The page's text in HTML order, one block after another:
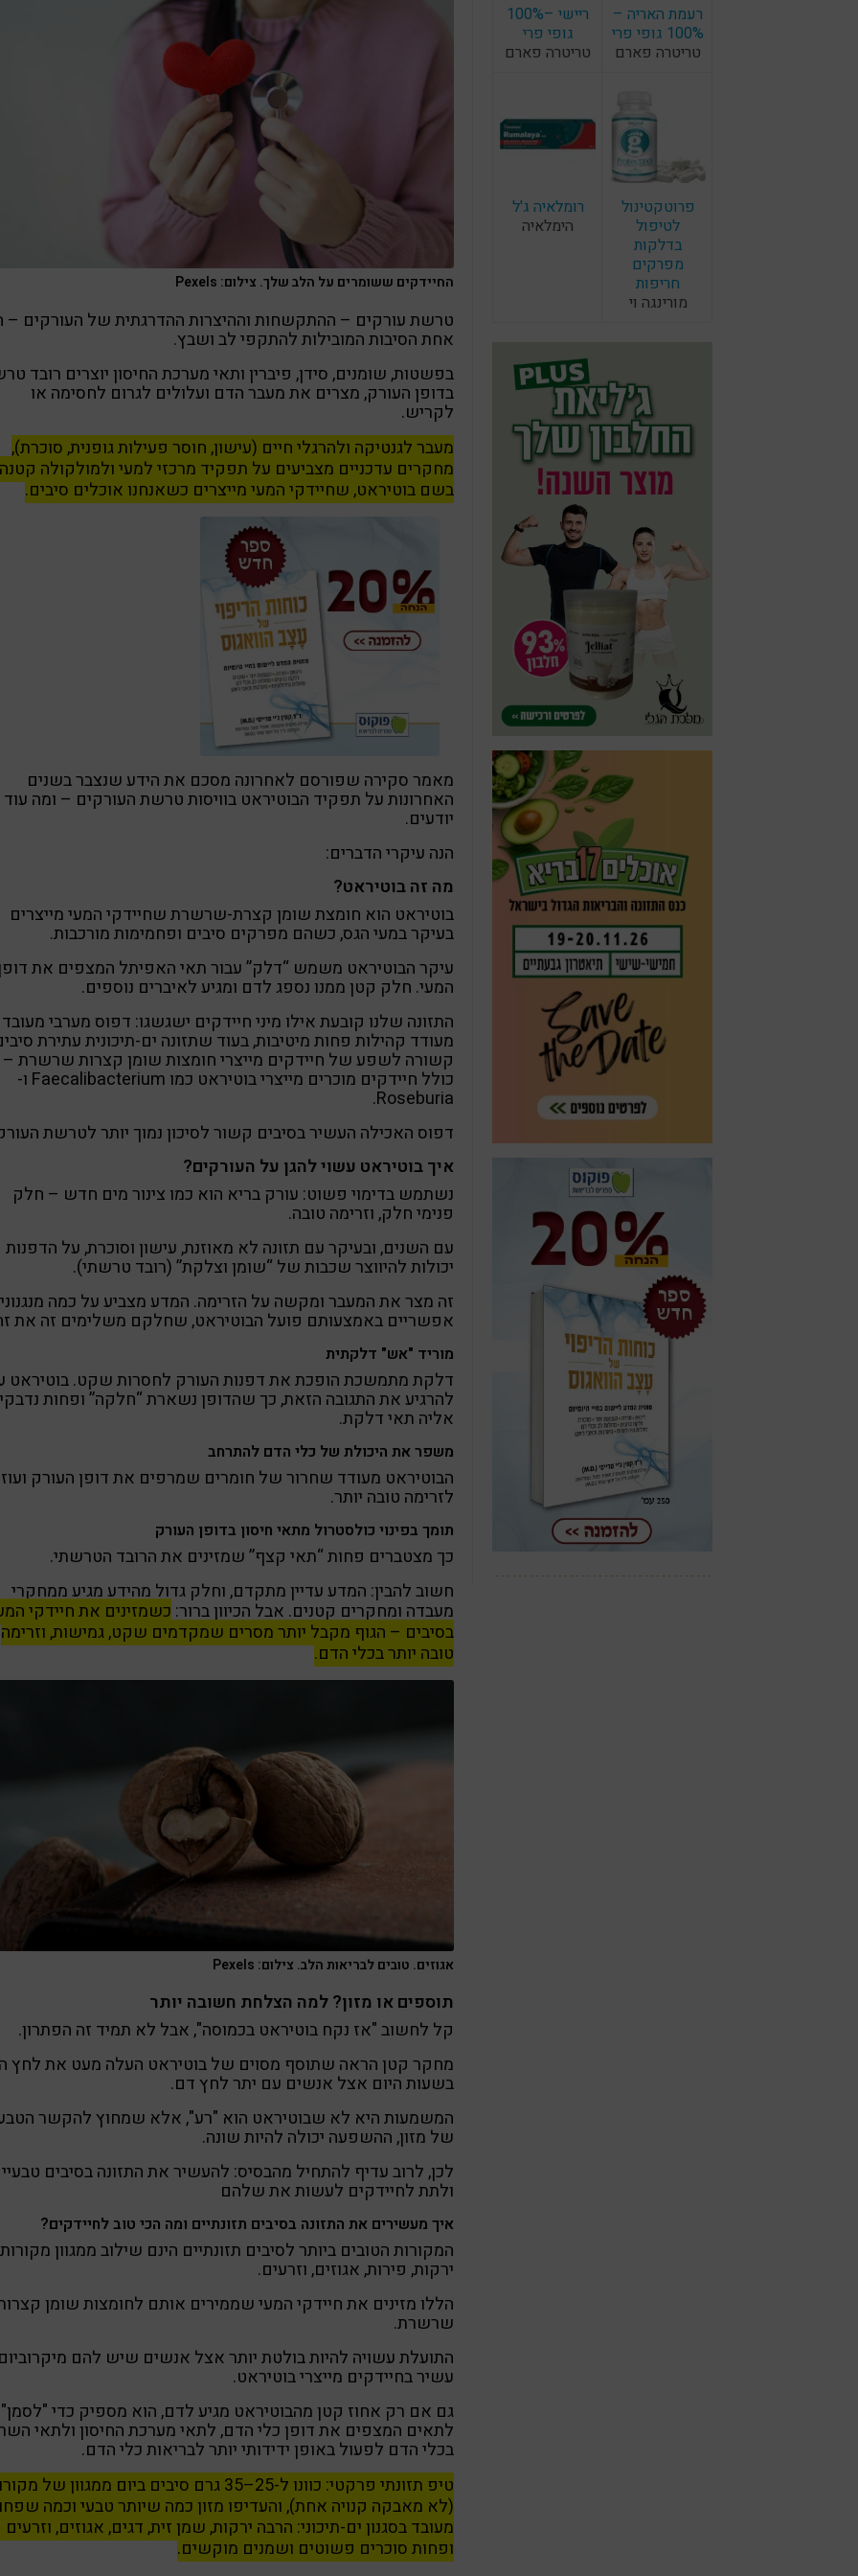
רעמת האריה –
100% גופי פרי
טריטרה פארם
ריישי –100%
גופי פרי
טריטרה פארם
פרוטקטינול
לטיפול
בדלקות
מפרקים
חריפות
מורינגה וי
רומלאיה ג'ל
הימלאיה
החיידקים ששומרים על הלב שלך. צילום: Pexels
טרשת עורקים – ההתקשחות וההיצרות ההדרגתית של העורקים –
אחת הסיבות המובילות להתקפי לב ושבץ.
בפשטות, שומנים, סידן, פיברין ותאי מערכת החיסון יוצרים רובד
בדופן העורק, מצרים את מעבר הדם ועלולים לגרום לחסימה או
לקריש.
מעבר לגנטיקה ולהרגלי חיים (עישון, חוסר פעילות גופנית, סוכרת),
מחקרים עדכניים מצביעים על תפקיד מרכזי למעי ולמולקולה קטנה
בשם בוטיראט, שחיידקי המעי מייצרים כשאנחנו אוכלים סיבים.
מאמר סקירה שפורסם לאחרונה מסכם את הידע שנצבר בשנים
האחרונות על תפקיד הבוטיראט בוויסות טרשת העורקים – ומה
יודעים.
הנה עיקרי הדברים:
מה זה בוטיראט?
בוטיראט הוא חומצת שומן קצרת-שרשרת שחיידקי המעי מייצרים
בעיקר במעי הגס, כשהם מפרקים סיבים ופחמימות מורכבות.
עיקר הבוטיראט משמש “דלק” עבור תאי האפיתל המצפים את
המעי. חלק קטן ממנו נספג לדם ומגיע לאיברים נוספים.
התזונה שלנו קובעת אילו מיני חיידקים ישגשגו: דפוס מערבי מעובד
מעודד קהילות פחות מיטיבות, בעוד שתזונה ים-תיכונית עתירת
קשורה לשפע של חיידקים מייצרי חומצות שומן קצרות שרשרת –
כולל חיידקים מוכרים מייצרי בוטיראט כמו Faecalibacterium ו-
Roseburia
.
דפוס האכילה העשיר בסיבים קשור לסיכון נמוך יותר לטרשת
איך בוטיראט עשוי להגן על העורקים?
נשתמש בדימוי פשוט: עורק בריא הוא כמו צינור מים חדש – חלק
פנימי חלק, וזרימה טובה.
עם השנים, ובעיקר עם תזונה לא מאוזנת, עישון וסוכרת, על הדפנות
יכולות להיווצר שכבות של “שומן וצלקת” (רובד טרשתי).
זה מצר את המעבר ומקשה על הזרימה. המדע מצביע על כמה
אפשריים באמצעותם פועל הבוטיראט, שחלקם משלימים זה את
מוריד "אש" דלקתית
דלקת מתמשכת הופכת את דפנות העורק לחסרות שקט. בוטיראט
להרגיע את התגובה הזאת, כך שהדופן נשארת “חלקה” ופחות
אליה תאי דלקת.
משפר את היכולת של כלי הדם להתרחב
הבוטיראט מעודד שחרור של חומרים שמרפים את דופן העורק
לזרימה טובה יותר.
תומך בפינוי כולסטרול מתאי חיסון בדופן העורק
כך מצטברים פחות “תאי קצף” שמזינים את הרובד הטרשתי.
חשוב להבין: המדע עדיין מתקדם, וחלק גדול מהידע מגיע ממחקרי
מעבדה ומחקרים קטנים. אבל הכיוון ברור: כשמזינים את חיידקי
בסיבים – הגוף מקבל יותר מסרים שמקדמים שקט, גמישות, וזרימה
טובה יותר בכלי הדם.
אגוזים. טובים לבריאות הלב. צילום: Pexels
תוספים או מזון? למה הצלחת חשובה יותר
קל לחשוב "אז נקח בוטיראט בכמוסה", אבל לא תמיד זה הפתרון.
מחקר קטן הראה שתוסף מסוים של בוטיראט העלה מעט את לחץ
בשעות היום אצל אנשים עם יתר לחץ דם.
המשמעות היא לא שבוטיראט הוא "רע", אלא שמחוץ להקשר
של מזון, ההשפעה יכולה להיות שונה.
לכן,לרוב עדיף להתחיל מהבסיס: להעשיר את התזונה בסיבים
ולתת לחיידקים לעשות את שלהם
איך מעשירים את התזונה בסיבים תזונתיים ומה הכי טוב לחיידקים?
המקורות הטובים ביותר לסיבים תזונתיים הינם שילוב ממגוון
ירקות, פירות, אגוזים, וזרעים.
הללו מזינים את חיידקי המעי שממירים אותם לחומצות שומן
שרשרת.
התועלת עשויה להיות בולטת יותר אצל אנשים שיש להם
עשיר בחיידקים מייצרי בוטיראט.
גם אם רק אחוז קטן מהבוטיראט מגיע לדם, הוא מספיק כדי "לסמן"
לתאים המצפים את דופן כלי הדם, לתאי מערכת החיסון ולתאי
בכלי הדם לפעול באופן ידידותי יותר לבריאות כלי הדם.
טיפ תזונתי פרקטי: כוונו ל-25–35 גרם סיבים ביום ממגוון של
(לא מאבקה קנויה אחת), והעדיפו מזון כמה שיותר טבעי וכמה
מעובד בסגנון ים-תיכוני: הרבה ירקות, שמן זית, דגים, אגוזים,
ופחות סוכרים פשוטים ושמנים מוקשים.